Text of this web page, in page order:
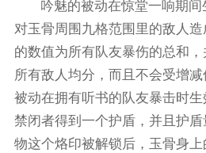
吟魅的被动在惊堂一响期
对玉骨周围九格范围里的敌人
的数值为所有队友暴伤的总和
所有敌人均分，而且不会受增
被动在拥有听书的队友暴击时
禁闭者得到一个护盾，并且护
物这个烙印被解锁后，玉骨身